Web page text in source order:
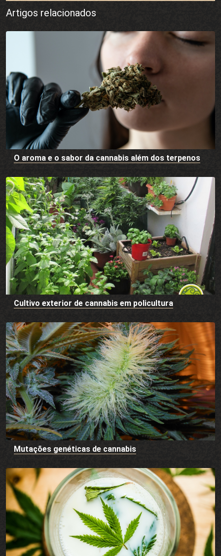
Artigos relacionados
O aroma e o sabor da cannabis além dos terpenos
Cultivo exterior de cannabis em policultura
Mutações genéticas de cannabis